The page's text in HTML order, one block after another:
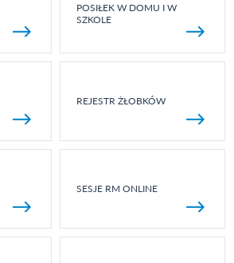
POSIŁEK W DOMU I W
SZKOLE
REJESTR ŻŁOBKÓW
SESJE RM ONLINE